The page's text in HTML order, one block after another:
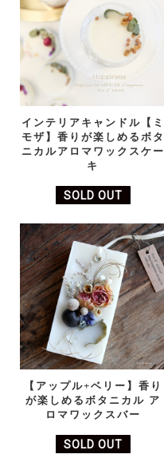
インテリアキャンドル【ミ
モザ】香りが楽しめるボタ
ニカルアロマワックスケー
キ
SOLD OUT
【アップル+ベリー】香り
が楽しめるボタニカル ア
ロマワックスバー
SOLD OUT